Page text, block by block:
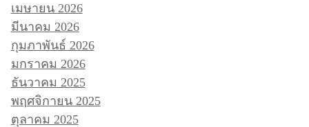
เมษายน 2026
มีนาคม 2026
กุมภาพันธ์ 2026
มกราคม 2026
ธันวาคม 2025
พฤศจิกายน 2025
ตุลาคม 2025